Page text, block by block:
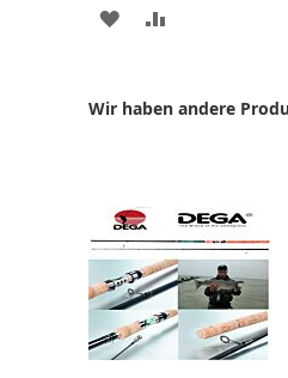
ZUR
HINZUFÜGENHINZUFÜGEN
Wir haben andere